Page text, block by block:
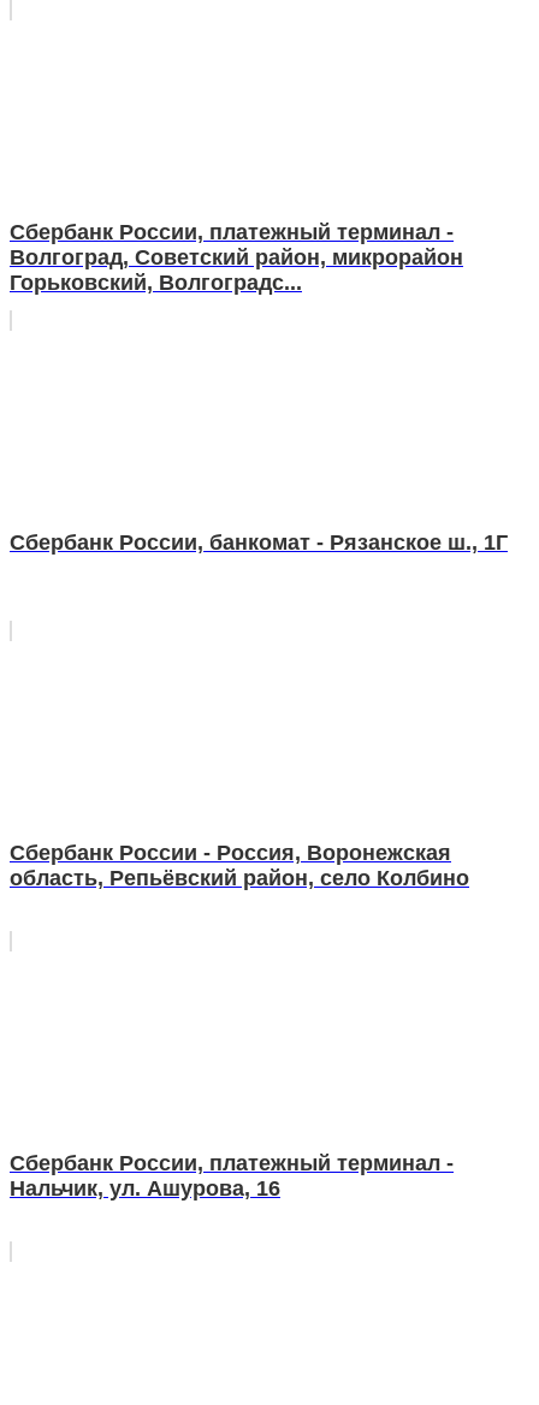
Сбербанк России, платежный терминал -
Волгоград, Советский район, микрорайон
Горьковский, Волгоградс...
Сбербанк России, банкомат - Рязанское ш., 1Г
Сбербанк России - Россия, Воронежская
область, Репьёвский район, село Колбино
Сбербанк России, платежный терминал -
Нальчик, ул. Ашурова, 16